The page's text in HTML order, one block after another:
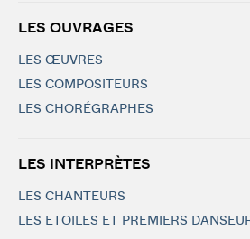
LES OUVRAGES
LES ŒUVRES
LES COMPOSITEURS
LES CHORÉGRAPHES
LES INTERPRÈTES
LES CHANTEURS
LES ETOILES ET PREMIERS